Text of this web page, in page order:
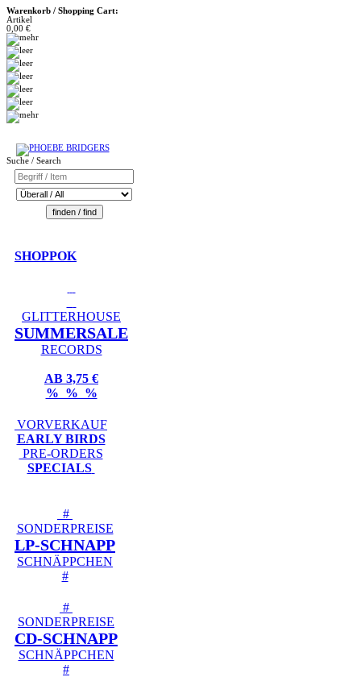
Warenkorb / Shopping Cart:
Artikel
0,00 €
Suche / Search
SHOPPOK
GLITTERHOUSE
SUMMERSALE
RECORDS
AB 3,75 €
% % %
VORVERKAUF
EARLY BIRDS
PRE-ORDERS
SPECIALS
#
SONDERPREISE
LP-SCHNAPP
SCHNÄPPCHEN
#
#
SONDERPREISE
CD-SCHNAPP
SCHNÄPPCHEN
#